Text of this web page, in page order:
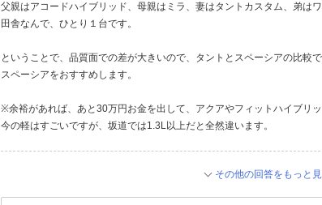
父親はアコードハイブリッド、母親はミラ、妻はタントカスタム、弟は
田舎なんで、ひとり１台です。
ということで、品質面での差が大きいので、タントとスペーシアの比較で
スペーシアをおすすめします。
※余裕があれば、あと30万円お金を出して、アクアやフィットハイブリ
今の軽はすごいですが、坂道では1.3L以上だと全然違います。
その他の回答をもっと